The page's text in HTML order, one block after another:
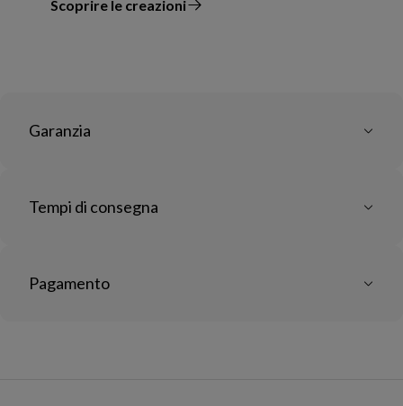
Scoprire le creazioni
il designer
Garanzia
Tempi di consegna
Pagamento